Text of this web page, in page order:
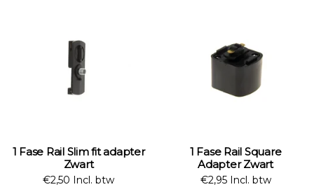
1 Fase Rail Slim fit adapter
Zwart
€2,50 Incl. btw
1 Fase Rail Square
Adapter Zwart
€2,95 Incl. btw